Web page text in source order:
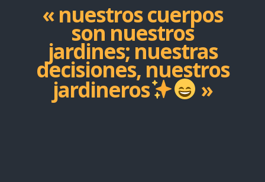
« nuestros cuerpos
son nuestros
jardines; nuestras
decisiones, nuestros
jardineros »